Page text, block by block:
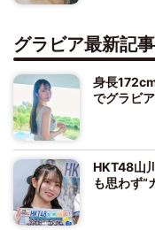
グラビア最新記事
身長
でグラビ
HKT48山
も思わず“